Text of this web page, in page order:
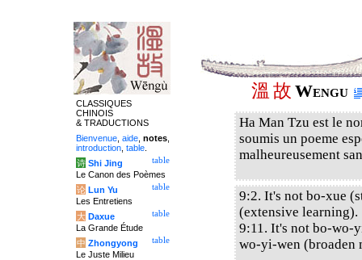
溫 故 Wengu
Ha Man Tzu est le
soumis un poeme
malheureusement
9:2. It's not bo-xue
(extensive learning).
9:11. It's not bo-wo-
wo-yi-wen (broaden
CLASSIQUES
CHINOIS
& TRADUCTIONS
Bienvenue aide notes
introduction table
table
诗 Shi Jing
Le Canon des Poèmes
table
论 Lun Yu
Les Entretiens
table
大 Daxue
La Grande Étude
table
中 Zhongyong
Le Juste Milieu